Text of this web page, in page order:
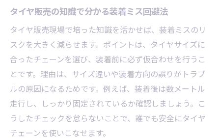
タイヤ販売の知識で分かる装着ミス回避法
タイヤ販売現場で培った知識を活かせば、装着ミスのリ
スクを大きく減らせます。ポイントは、タイヤサイズに
合ったチェーンを選び、装着前に必ず仮合わせを行うこ
とです。理由は、サイズ違いや装着方向の誤りがトラブ
ルの原因になるためです。例えば、装着後は数メートル
走行し、しっかり固定されているか確認しましょう。こ
うしたチェックを怠らないことで、誰でも安全にタイヤ
チェーンを使いこなせます。